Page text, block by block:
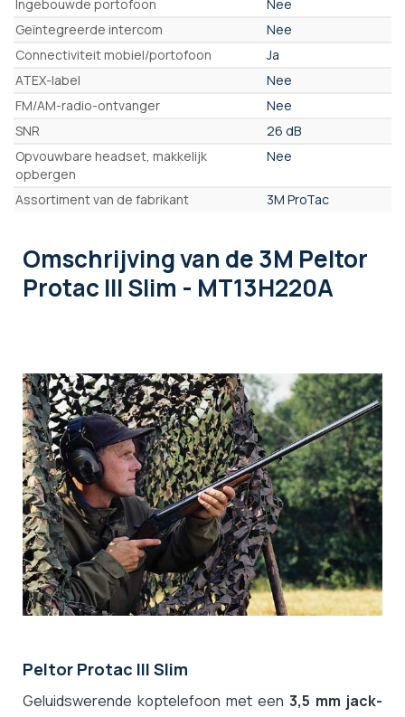
Ingebouwde portofoon
Nee
Geïntegreerde intercom
Nee
Connectiviteit mobiel/portofoon
Ja
ATEX-label
Nee
FM/AM-radio-ontvanger
Nee
SNR
26 dB
Opvouwbare headset, makkelijk
opbergen
Nee
Assortiment van de fabrikant 3M ProTac
Omschrijvingvan de 3M Peltor
Protac III Slim - MT13H220A
Peltor Protac III Slim
Geluidswerende koptelefoon met een 3,5 mm jack-